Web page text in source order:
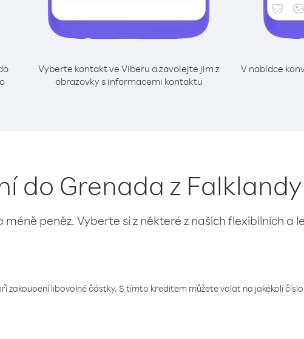
Vyberte kontakt ve Viberu a zavolejte jim z
obrazovky s informacemi kontaktu
V nabídce
do Grenada z
méně peněz. Vyberte si z některé z našich flexibilních a
zakoupení libovolné částky. S tímto kreditem můžete volat na jakékoli číslo